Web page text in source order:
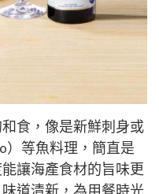
和食，像是新鮮刺身或
）等魚料理，簡直是
讓海產食材的旨味更
道清新，為用餐時光